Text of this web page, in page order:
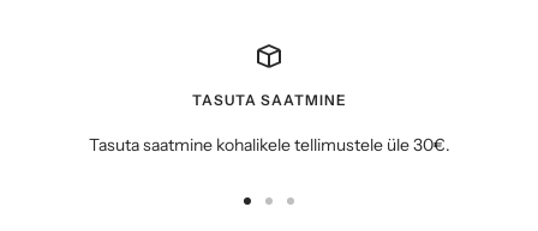
TASUTA SAATMINE
Tasuta saatmine kohalikele tellimustele üle 30€.